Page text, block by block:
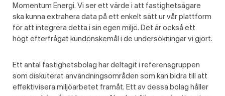
Momentum Energi. Vi ser ett värde i att fastighetsägare
ska kunna extrahera data på ett enkelt sätt ur vår plattform
för att integrera detta i sin egen miljö. Det är också ett
högt efterfrågat kundönskemål i de undersökningar vi gjort.
Ett antal fastighetsbolag har deltagit i referensgruppen
som diskuterat användningsområden som kan bidra till att
effektivisera miljöarbetet framåt. Ett av dessa bolag håller